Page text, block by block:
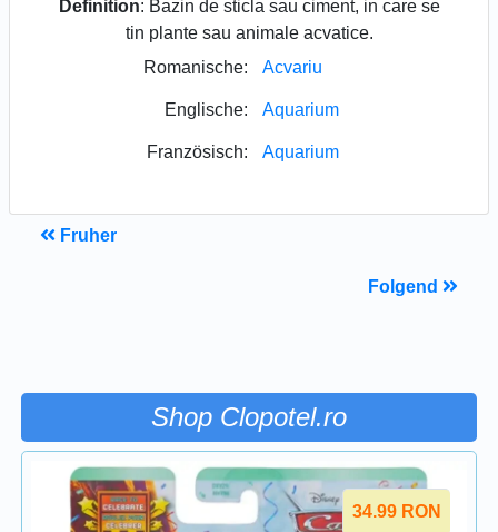
Definition: Bazin de sticla sau ciment, in care se
tin plante sau animale acvatice.
Romanische:
Acvariu
Englische: Aquarium
Französisch: Aquarium
Fruher
Folgend
Shop Clopotel.ro
34.99 RON